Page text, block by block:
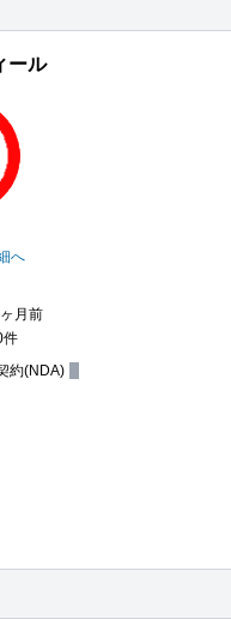
ール
へ
月前
件
約(NDA)